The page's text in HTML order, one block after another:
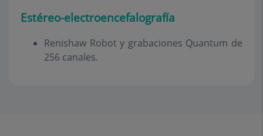
Estéreo-electroencefalografía
Renishaw Robot y grabaciones Quantum de
256 canales.